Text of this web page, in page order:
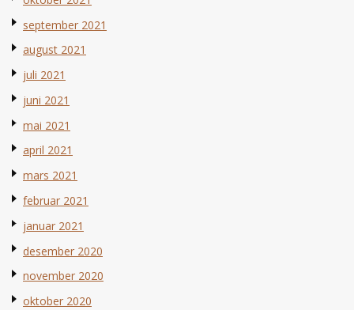
september 2021
august 2021
juli 2021
juni 2021
mai 2021
april 2021
mars 2021
februar 2021
januar 2021
desember 2020
november 2020
oktober 2020